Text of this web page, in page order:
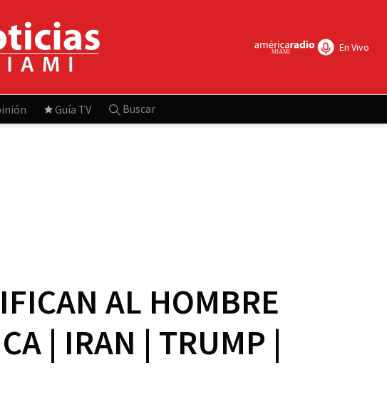
En Vivo
Guía TV Buscar
AL HOMBRE
| IRAN | TRUMP |